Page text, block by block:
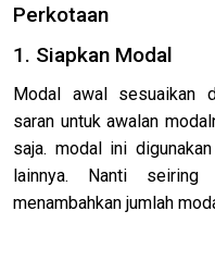
Perkotaan
1. Siapkan Modal
Modal awal sesuaikan
saran untuk awalan
saja. modal ini
lainnya. Nanti
menambahkan jumlah